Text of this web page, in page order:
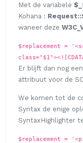
Met de variabele
Kohana :
waneer deze
$replacement =
Er blijft dan nog
attribuut voor de
We komen tot de
Syntax de enige
SyntaxHighlighter
$replacement =